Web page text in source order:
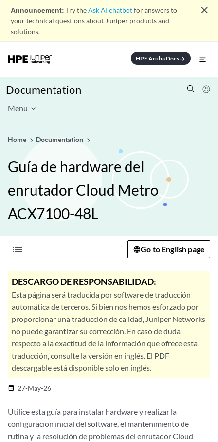
Announcement: Try theAsk AI chatbotfor answers to
your technical questions about Juniper products and
solutions.
close
HPE Aruba Docsarrow_forward
Documentation
Menu
Home Documentation
Guía de hardware del
enrutador Cloud Metro
ACX7100-48L
list Go to English page
DESCARGO DE RESPONSABILIDAD:
Esta página será traducida por software de traducción
automática de terceros. Si bien nos hemos esforzado por
proporcionar una traducción de calidad, Juniper Networks
no puede garantizar su corrección. En caso de duda
respecto a la exactitud de la información que ofrece esta
traducción, consulte la versión en inglés. El PDF
descargable está disponible solo en inglés.
date_range 27-May-26
Utilice esta guía para instalar hardware y realizar la
configuración inicial del software, el mantenimiento de
rutina y la resolución de problemas del enrutador Cloud